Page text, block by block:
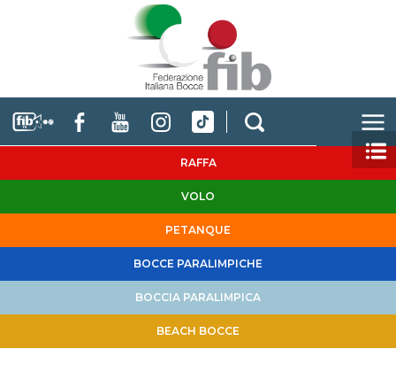
RAFFA
VOLO
PETANQUE
BOCCE PARALIMPICHE
BOCCIA PARALIMPICA
BEACH BOCCE